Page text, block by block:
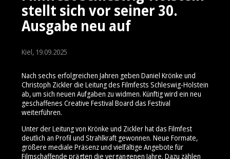
stellt sich vor seiner 30.
Ausgabe neu auf
Kiel, 19.09.2025
Nach sechs erfolgreichen Jahren geben Daniel Krönke und
Christoph Zickler die Leitung des Filmfests Schleswig-Holstein
ab, um sich neuen Aufgaben zu widmen. Künftig wird ein neu
geschaffenes Creative Festival Board das Festival
weiterführen.
Unter der Leitung von Krönke und Zickler hat das Filmfest
deutlich an Profil und Strahlkraft gewonnen. Neue Formate,
größere mediale Präsenz und vielfältige Angebote für
Filmschaffende prägten die vergangenen Jahre. Dazu zählen